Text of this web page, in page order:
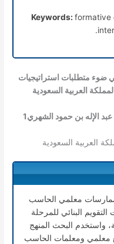
Keywords: formative
ضوء متطلبات استراتيجيات
العربية السعودية
الإله بن حمود الشهري1
العربية السعودية
معلمي الحاسب
البنائي للمرحلة
واستخدم البحث المنهج
معلمي ومعلمات الحاسب